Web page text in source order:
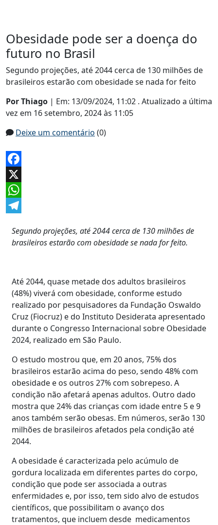
Obesidade pode ser a doença do
futuro no Brasil
Segundo projeções, até 2044 cerca de 130 milhões de
brasileiros estarão com obesidade se nada for feito
Por Thiago | Em: 13/09/2024, 11:02 . Atualizado a última
vez em 16 setembro, 2024 às 11:05
Deixe um comentário (0)
Facebook
X
WhatsApp
Segundo projeções, até 2044 cerca de 130 milhões de
brasileiros estarão com obesidade se nada for feito.
Até 2044, quase metade dos adultos brasileiros
(48%) viverá com obesidade, conforme estudo
realizado por pesquisadores da Fundação Oswaldo
Cruz (Fiocruz) e do Instituto Desiderata apresentado
durante o Congresso Internacional sobre Obesidade
2024, realizado em São Paulo.
O estudo mostrou que, em 20 anos, 75% dos
brasileiros estarão acima do peso, sendo 48% com
obesidade e os outros 27% com sobrepeso. A
condição não afetará apenas adultos. Outro dado
mostra que 24% das crianças com idade entre 5 e 9
anos também serão obesas. Em números, serão 130
milhões de brasileiros afetados pela condição até
2044.
A obesidade é caracterizada pelo acúmulo de
gordura localizada em diferentes partes do corpo,
condição que pode ser associada a outras
enfermidades e, por isso, tem sido alvo de estudos
científicos, que possibilitam o avanço dos
tratamentos, que incluem desde medicamentos